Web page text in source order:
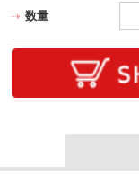
数量